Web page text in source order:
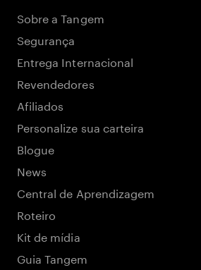
Sobre a Tangem
Segurança
Entrega Internacional
Revendedores
Afiliados
Personalize sua carteira
Blogue
News
Central de Aprendizagem
Roteiro
Kit de mídia
Guia Tangem